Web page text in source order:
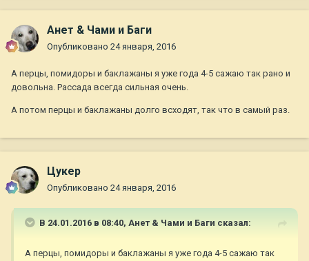
Анет & Чами и Баги
Опубликовано 24 января, 2016
А перцы, помидоры и баклажаны я уже года 4-5 сажаю так рано и
довольна. Рассада всегда сильная очень.
А потом перцы и баклажаны долго всходят, так что в самый раз.
Цукер
Опубликовано 24 января, 2016
В 24.01.2016 в 08:40, Анет & Чами и Баги сказал:
А перцы, помидоры и баклажаны я уже года 4-5 сажаю так